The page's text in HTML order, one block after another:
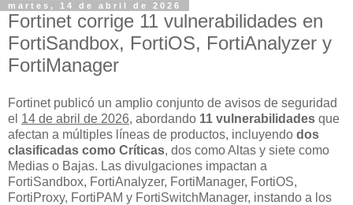
martes, 14 de abril de 2026
Fortinet corrige 11 vulnerabilidades en
FortiSandbox, FortiOS, FortiAnalyzer y
FortiManager
Fortinet publicó un amplio conjunto de avisos de seguridad
el 14 de abril de 2026, abordando 11 vulnerabilidades que
afectan a múltiples líneas de productos, incluyendo dos
clasificadas como Críticas, dos como Altas y siete como
Medias o Bajas. Las divulgaciones impactan a
FortiSandbox, FortiAnalyzer, FortiManager, FortiOS,
FortiProxy, FortiPAM y FortiSwitchManager, instando a los